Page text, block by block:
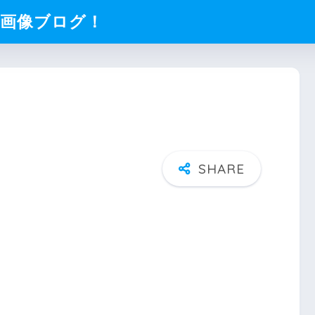
像ブログ！